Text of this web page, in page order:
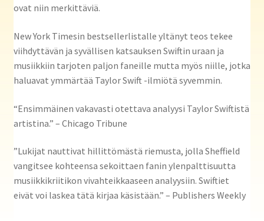
ovat niin merkittäviä.
New York Timesin bestsellerlistalle yltänyt teos tekee
viihdyttävän ja syvällisen katsauksen Swiftin uraan ja
musiikkiin tarjoten paljon faneille mutta myös niille, jotka
haluavat ymmärtää Taylor Swift -ilmiötä syvemmin.
“Ensimmäinen vakavasti otettava analyysi Taylor Swiftistä
artistina.” – Chicago Tribune
”Lukijat nauttivat hillittömästä riemusta, jolla Sheffield
vangitsee kohteensa sekoittaen fanin ylenpalttisuutta
musiikkikriitikon vivahteikkaaseen analyysiin. Swiftiet
eivät voi laskea tätä kirjaa käsistään.” – Publishers Weekly